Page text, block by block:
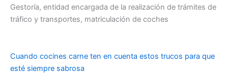
Gestoría, entidad encargada de la realización de trámites de
tráfico y transportes, matriculación de coches
Cuando cocines carne ten en cuenta estos trucos para que
esté siempre sabrosa